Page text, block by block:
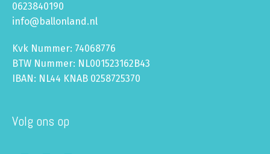
0623840190
info@ballonland.nl
Kvk Nummer: 74068776
BTW Nummer: NL001523162B43
IBAN: NL44 KNAB 0258725370
Volg ons op